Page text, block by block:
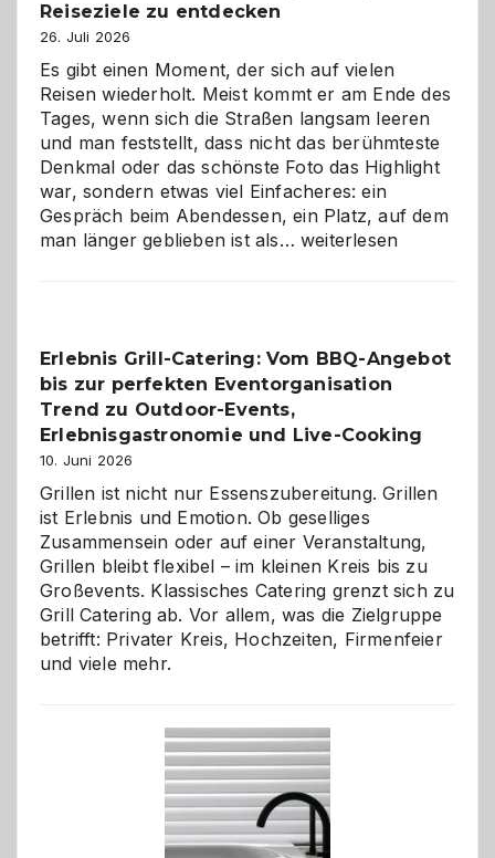
Reiseziele zu entdecken
26. Juli 2026
Es gibt einen Moment, der sich auf vielen
Reisen wiederholt. Meist kommt er am Ende des
Tages, wenn sich die Straßen langsam leeren
und man feststellt, dass nicht das berühmteste
Denkmal oder das schönste Foto das Highlight
war, sondern etwas viel Einfacheres: ein
Gespräch beim Abendessen, ein Platz, auf dem
man länger geblieben ist als… Als
Gelegenheit,
neue
zu
weiterlesen
Erlebnis Grill-Catering: Vom BBQ-Angebot
bis zur perfekten Eventorganisation
Trend zu Outdoor-Events,
Erlebnisgastronomie und Live-Cooking
10. Juni 2026
Grillen ist nicht nur Essenszubereitung. Grillen
ist Erlebnis und Emotion. Ob geselliges
Zusammensein oder auf einer Veranstaltung,
Grillen bleibt flexibel – im kleinen Kreis bis zu
Großevents. Klassisches Catering grenzt sich zu
Grill Catering ab. Vor allem, was die Zielgruppe
betrifft: Privater Kreis, Hochzeiten, Firmenfeier
und viele mehr.